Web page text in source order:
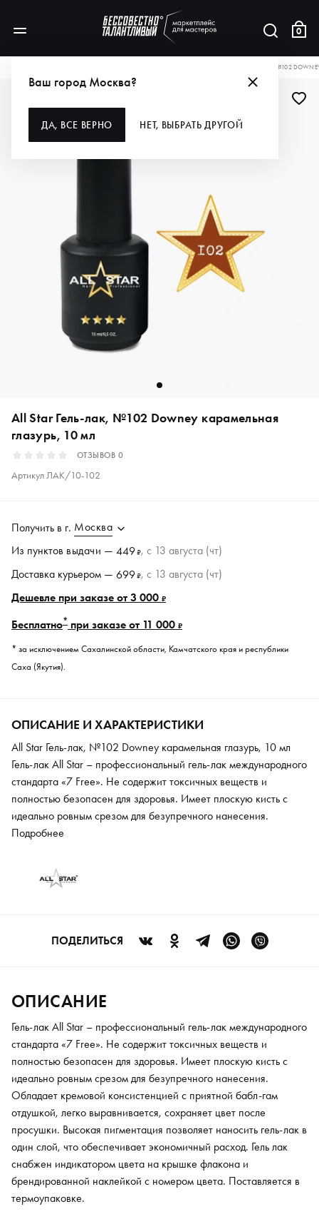
0
Ваш город Москва?
ДА, ВСЕ ВЕРНО НЕТ, ВЫБРАТЬ ДРУГОЙ
ALL STAR ГЕЛЬ-ЛАК, №102
All Star Гель-лак, №102 Downey карамельная
глазурь, 10 мл
ОТЗЫВОВ 0
АртикулЛАК/10-102
Получить в г. Москва
Из пунктов выдачи — 449₽, c 13 августа (чт)
Доставка курьером — 699₽, c 13 августа (чт)
Дешевле при заказе от 3 000 ₽
Бесплатно* при заказе от 11 000 ₽
* за исключением Сахалинской области, Камчатского края и республики
Саха (Якутия).
ОПИСАНИЕ И ХАРАКТЕРИСТИКИ
All Star Гель-лак, №102 Downey карамельная глазурь, 10 мл
Гель-лак All Star – профессиональный гель-лак международного
стандарта «7 Free». Не содержит токсичных веществ и
полностью безопасен для здоровья. Имеет плоскую кисть с
идеально ровным срезом для безупречного нанесения.
Обладает кремовой консистенцией с приятной бабл-гам
просушки. Высокая пигментация позволяет наносить гель-лак в
один слой, что обеспечивает экономичный расход. Гель лак
термоупаковке.
Подробнее
ПОДЕЛИТЬСЯ
ОПИСАНИЕ
Гель-лак All Star – профессиональный гель-лак международного
стандарта «7 Free». Не содержит токсичных веществ и
полностью безопасен для здоровья. Имеет плоскую кисть с
идеально ровным срезом для безупречного нанесения.
Обладает кремовой консистенцией с приятной бабл-гам
отдушкой, легко выравнивается, сохраняет цвет после
просушки. Высокая пигментация позволяет наносить гель-лак в
один слой, что обеспечивает экономичный расход. Гель лак
снабжен индикатором цвета на крышке флакона и
брендированной наклейкой с номером цвета. Поставляется в
термоупаковке.